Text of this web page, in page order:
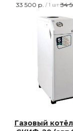
33 500 р. / 1 шт 34
Газовый